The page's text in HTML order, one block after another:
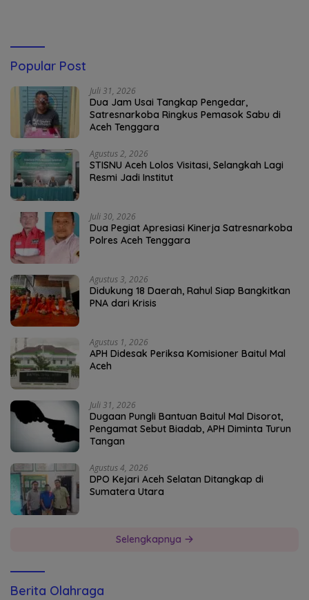
Popular Post
Juli 31, 2026
Dua Jam Usai Tangkap Pengedar,
Satresnarkoba Ringkus Pemasok Sabu di
Aceh Tenggara
Agustus 2, 2026
STISNU Aceh Lolos Visitasi, Selangkah Lagi
Resmi Jadi Institut
Juli 30, 2026
Dua Pegiat Apresiasi Kinerja Satresnarkoba
Polres Aceh Tenggara
Agustus 3, 2026
Didukung 18 Daerah, Rahul Siap Bangkitkan
PNA dari Krisis
Agustus 1, 2026
APH Didesak Periksa Komisioner Baitul Mal
Aceh
Juli 31, 2026
Dugaan Pungli Bantuan Baitul Mal Disorot,
Pengamat Sebut Biadab, APH Diminta Turun
Tangan
Agustus 4, 2026
DPO Kejari Aceh Selatan Ditangkap di
Sumatera Utara
Selengkapnya
Berita Olahraga